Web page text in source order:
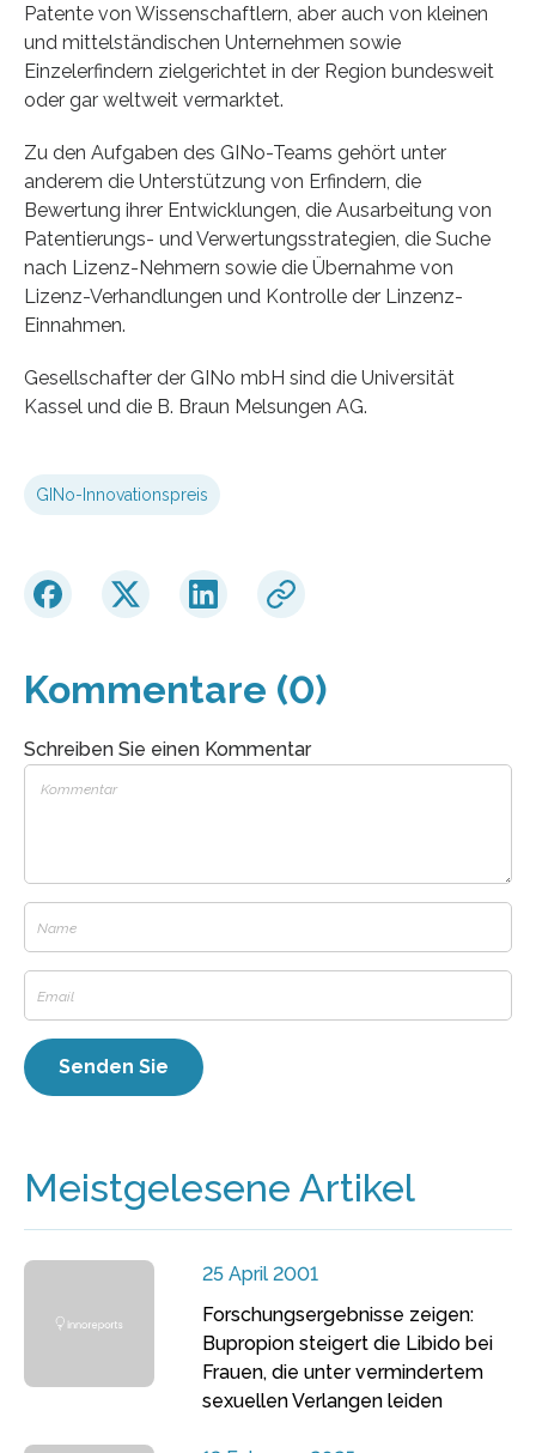
Patente von Wissenschaftlern, aber auch von kleinen
und mittelständischen Unternehmen sowie
Einzelerfindern zielgerichtet in der Region bundesweit
oder gar weltweit vermarktet.
Zu den Aufgaben des GINo-Teams gehört unter
anderem die Unterstützung von Erfindern, die
Bewertung ihrer Entwicklungen, die Ausarbeitung von
Patentierungs- und Verwertungsstrategien, die Suche
nach Lizenz-Nehmern sowie die Übernahme von
Lizenz-Verhandlungen und Kontrolle der Linzenz-
Einnahmen.
Gesellschafter der GINo mbH sind die Universität
Kassel und die B. Braun Melsungen AG.
GINo-Innovationspreis
Kommentare (0)
Schreiben Sie einen Kommentar
Meistgelesene Artikel
25 April 2001
Forschungsergebnisse zeigen:
Bupropion steigert die Libido bei
Frauen, die unter vermindertem
sexuellen Verlangen leiden